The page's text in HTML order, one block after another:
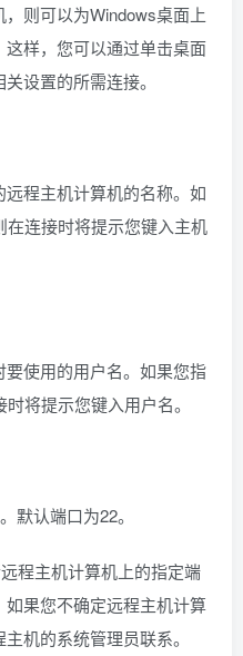
则可以为Windows桌面上
样，您可以通过单击桌面
设置的所需连接。
程主机计算机的名称。如
连接时将提示您键入主机
使用的用户名。如果您指
将提示您键入用户名。
默认端口为22。
程主机计算机上的指定端
果您不确定远程主机计算
机的系统管理员联系。